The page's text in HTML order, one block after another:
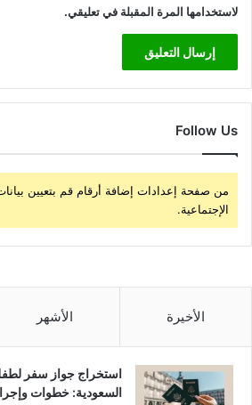
لاستخدامها المرة المقبلة في تعليقي.
Follow Us
من صفحة إعدادات إضافة أرقام قم بتعيين
الإجتماعية.
الأخيرة الأشهر
استخراج جواز سفر
السعودية: خطوات